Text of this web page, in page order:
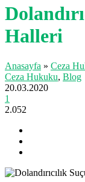
Halleri
Anasayfa » Ceza
Ceza Hukuku, Blog
20.03.2020
1
2.052